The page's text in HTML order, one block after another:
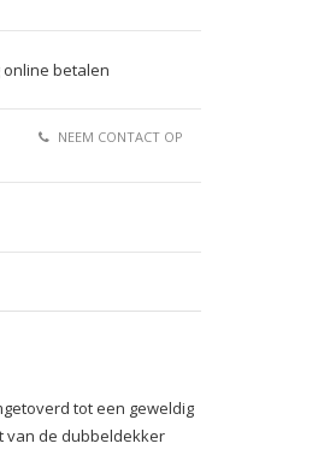
online betalen
NEEM CONTACT OP
tot een geweldig
van de dubbeldekker